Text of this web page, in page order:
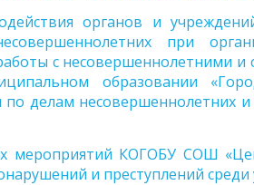
органов и
при
с несовершеннолетними
образовании
по делам
мероприятий КОГОБУ СОШ
и преступлений среди